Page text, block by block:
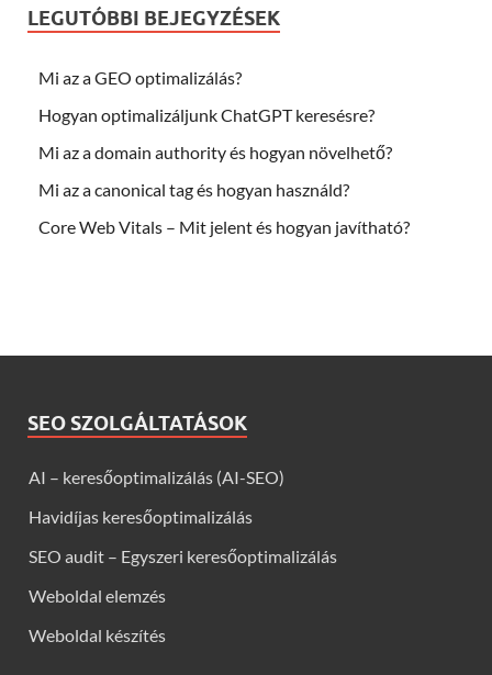
LEGUTÓBBI BEJEGYZÉSEK
Mi az a GEO optimalizálás?
Hogyan optimalizáljunk ChatGPT keresésre?
Mi az a domain authority és hogyan növelhető?
Mi az a canonical tag és hogyan használd?
Core Web Vitals – Mit jelent és hogyan javítható?
SEO SZOLGÁLTATÁSOK
AI – keresőoptimalizálás (AI-SEO)
Havidíjas keresőoptimalizálás
SEO audit – Egyszeri keresőoptimalizálás
Weboldal elemzés
Weboldal készítés